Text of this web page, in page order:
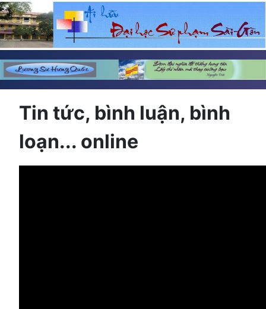
Tin tức, bình luận, bình
loạn... online